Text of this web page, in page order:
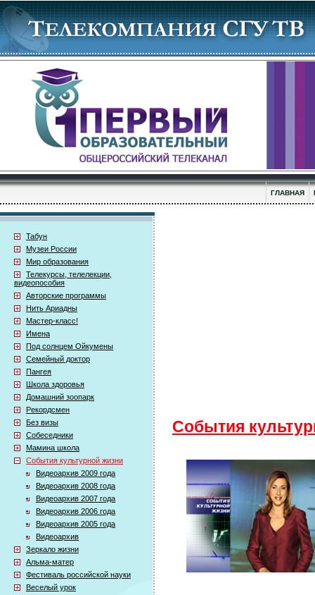
ГЛАВНАЯ
Табун
Музеи России
Мир образования
Телекурсы, телелекции,
видеопособия
Авторские программы
Нить Ариадны
Мастер-класс!
Имена
Под солнцем Ойкумены
Семейный доктор
Пангея
Школа здоровья
Домашний зоопарк
Рекордсмен
Без визы
Собеседники
Мамина школа
События культурной жизни
Видеоархив 2009 года
Видеоархив 2008 года
Видеоархив 2007 года
Видеоархив 2006 года
Видеоархив 2005 года
Видеоархив
Зеркало жизни
Альма-матер
Фестиваль российской науки
Веселый урок
События